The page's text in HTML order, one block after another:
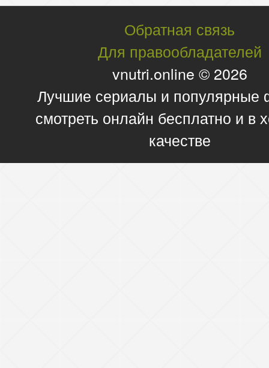
Обратная связь
Для правообладателей
vnutri.online © 2026
Лучшие сериалы и
смотреть онлайн бесплатно и в
качестве